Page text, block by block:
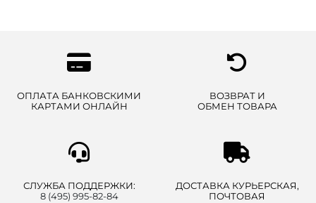
ОПЛАТА БАНКОВСКИМИ
КАРТАМИ ОНЛАЙН
ВОЗВРАТ И
ОБМЕН ТОВАРА
СЛУЖБА ПОДДЕРЖКИ:
8 (495) 995-82-84
ДОСТАВКА КУРЬЕРСКАЯ,
ПОЧТОВАЯ